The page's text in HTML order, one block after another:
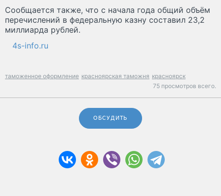
Сообщается также, что с начала года общий объём
перечислений в федеральную казну составил 23,2
миллиарда рублей.
4s-info.ru
таможенное оформление красноярская таможня красноярск
75 просмотров всего.
ОБСУДИТЬ